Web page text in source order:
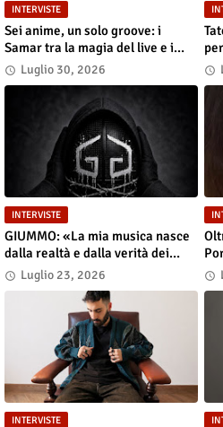
INTERVISTE
Sei anime, un solo groove: i
Samar tra la magia del live e i
grandi sogni
Luglio 30, 2026
INTERVISTE
GIUMMO: «La mia musica nasce
dalla realtà e dalla verità dei
contenuti»
Luglio 23, 2026
si
INTERVISTE